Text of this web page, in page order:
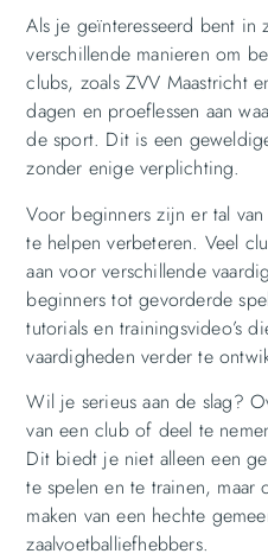
Als je geïnteresseerd bent in
verschillende manieren om
clubs, zoals ZVV Maastricht
dagen en proeflessen aan
de sport. Dit is een
zonder enige verplichting.
Voor beginners zijn er tal
te helpen verbeteren. Veel
aan voor verschillende
beginners tot gevorderde
tutorials en trainingsvideo’s
vaardigheden verder te
Wil je serieus aan de slag?
van een club of deel te
Dit biedt je niet alleen een
te spelen en te trainen,
maken van een hechte
zaalvoetballiefhebbers.